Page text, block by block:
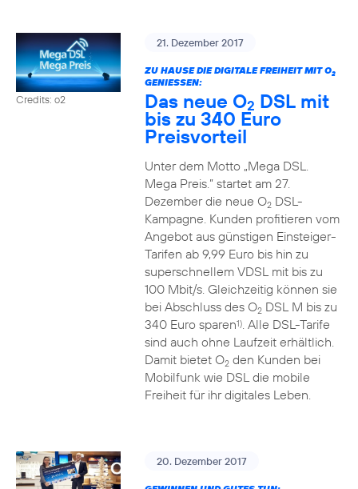
Credits: o2
21. Dezember 2017
ZU HAUSE DIE DIGITALE FREIHEIT MIT O2
GENIESSEN:
Das neue O2 DSL mit
bis zu 340 Euro
Preisvorteil
Unter dem Motto „Mega DSL.
Mega Preis.” startet am 27.
Dezember die neue O2DSL-
Kampagne. Kunden profitieren vom
Angebot aus günstigen Einsteiger-
Tarifen ab 9,99 Euro bis hin zu
superschnellem VDSL mit bis zu
100 Mbit/s. Gleichzeitig können sie
bei Abschluss des O2DSL M bis zu
340 Euro sparen1). Alle DSL-Tarife
sind auch ohne Laufzeit erhältlich.
Damit bietet O2den Kunden bei
Mobilfunk wie DSL die mobile
Freiheit für ihr digitales Leben.
20. Dezember 2017